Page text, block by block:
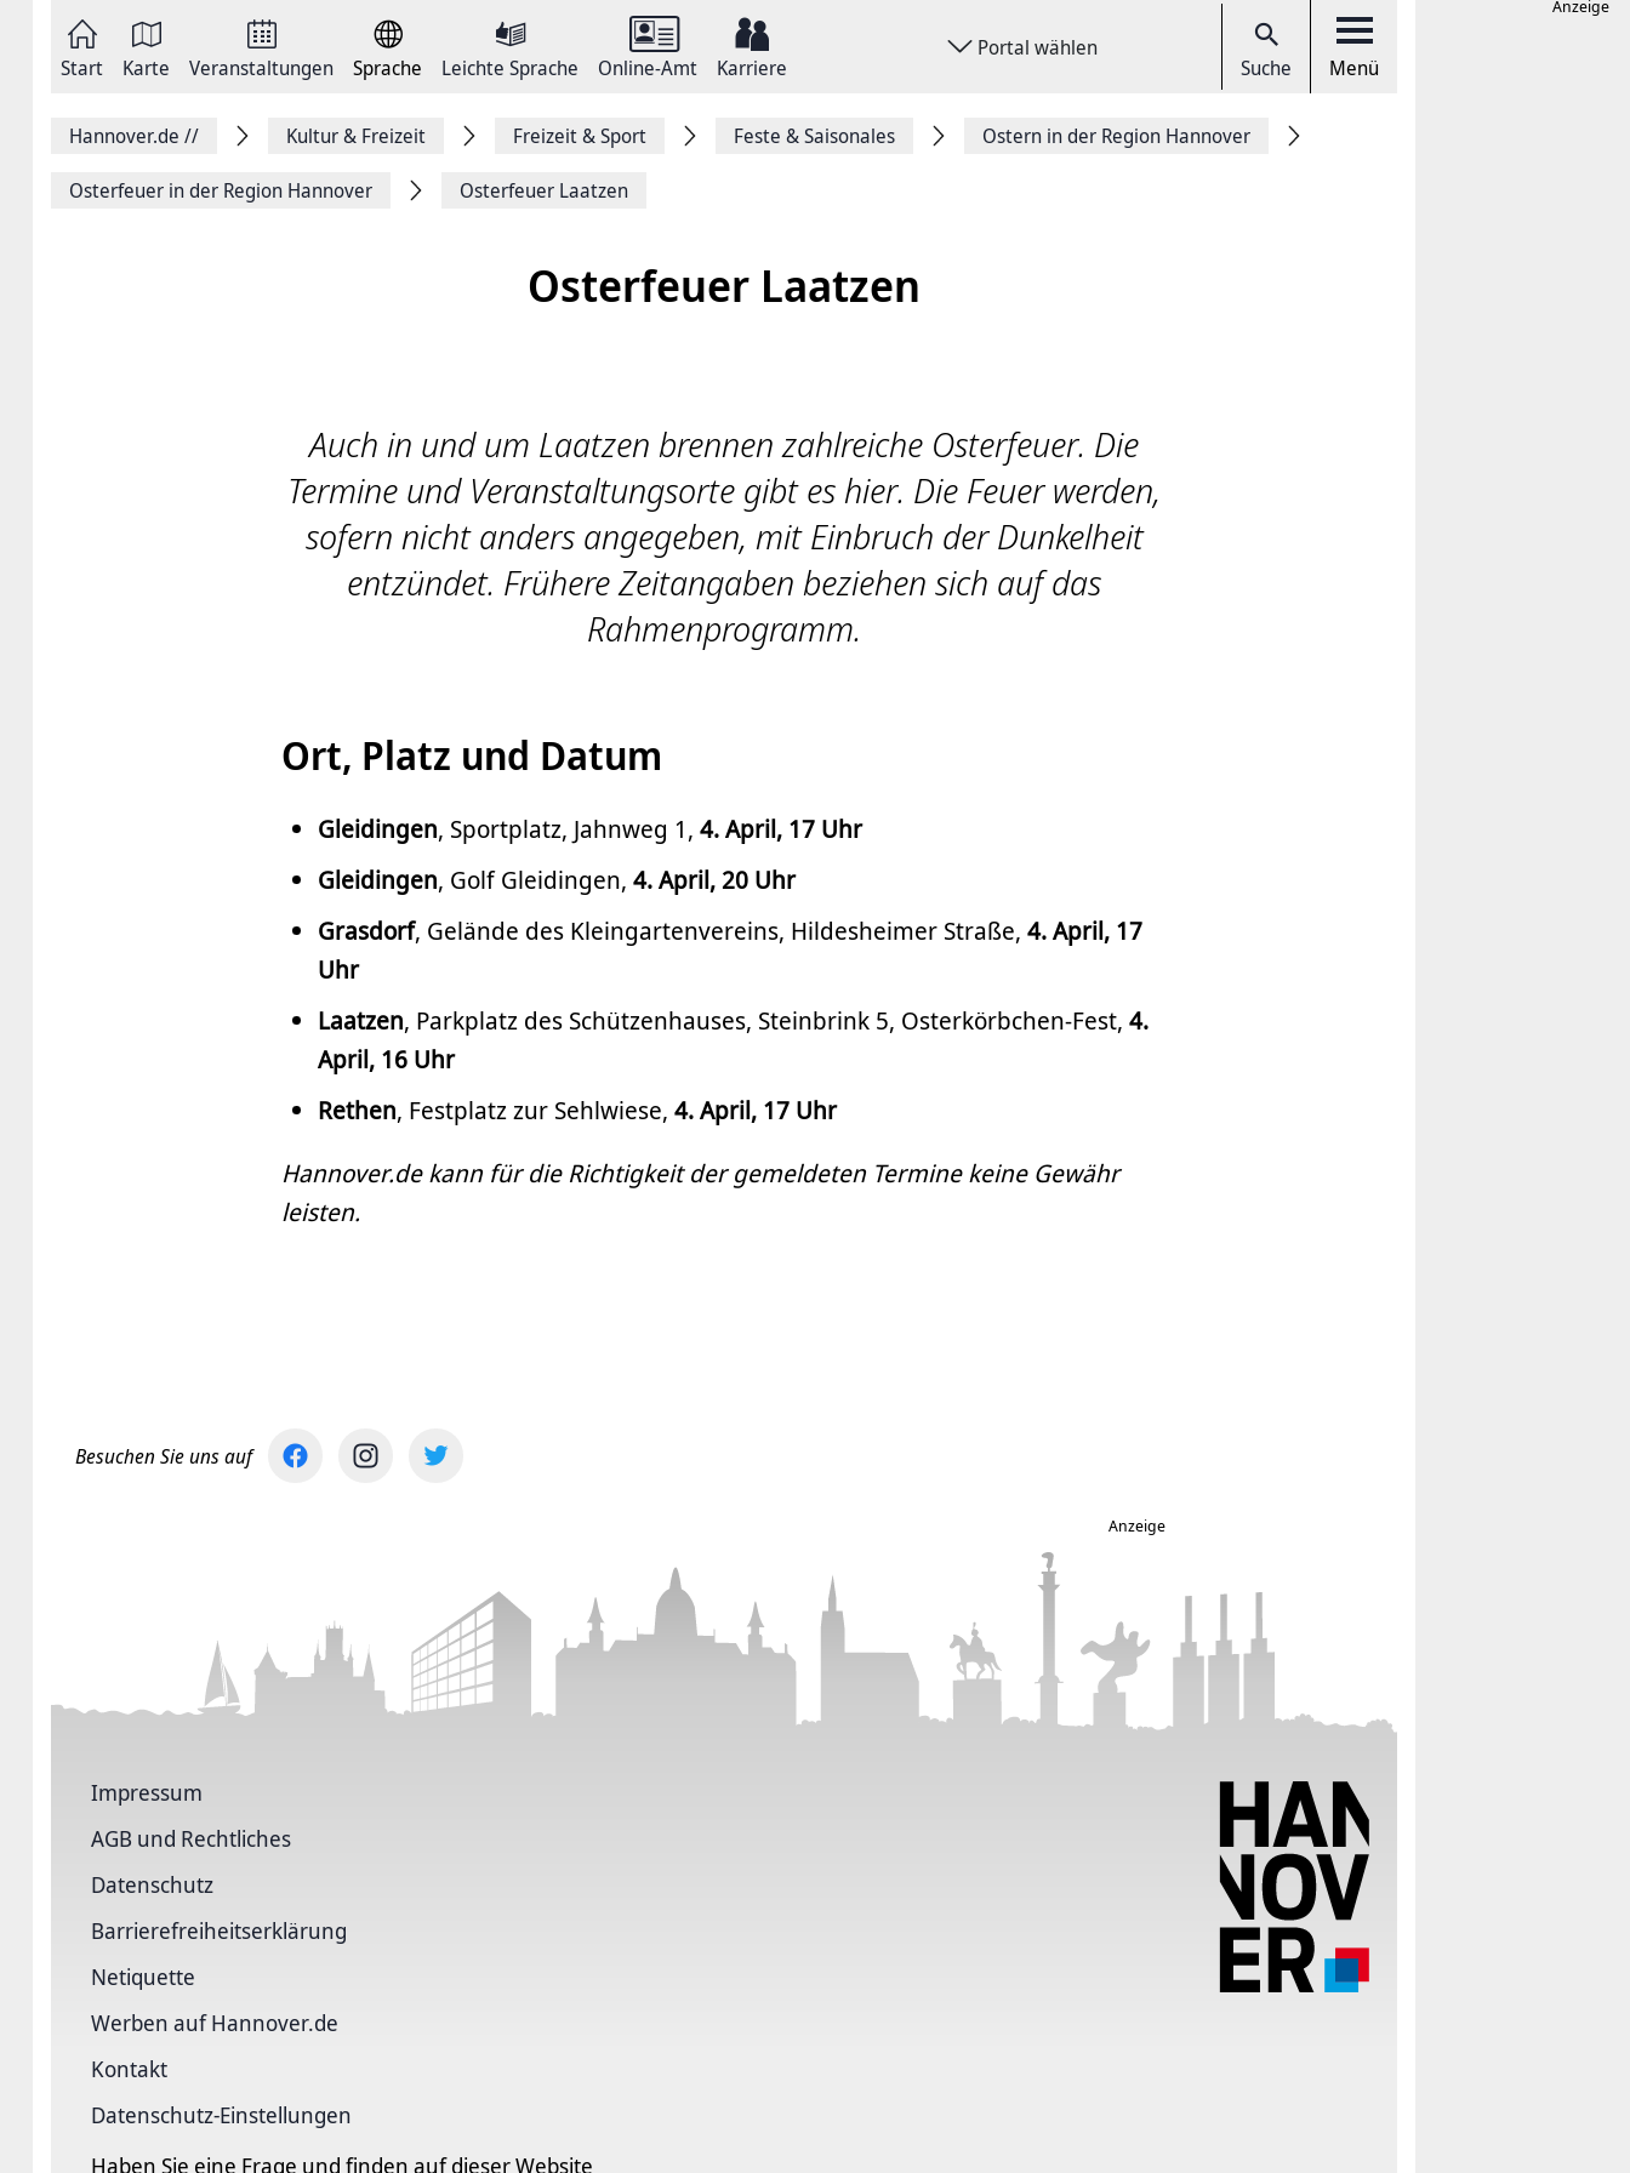
springen
Start Karte Veranstaltungen Sprache Leichte Sprache Online-Amt Karriere
Portal wählen
Suche Menü
FacebookHannover.de // Kultur & Freizeit Freizeit & Sport Feste & Saisonales Ostern in der Region Hannover
Osterfeuer in der Region Hannover Osterfeuer Laatzen
Osterfeuer Laatzen
Auch in und um Laatzen brennen zahlreiche Osterfeuer. Die
Termine und Veranstaltungsorte gibt es hier. Die Feuer werden,
sofern nicht anders angegeben, mit Einbruch der Dunkelheit
entzündet. Frühere Zeitangaben beziehen sich auf das
Rahmenprogramm.
Ort, Platz und Datum
Gleidingen, Sportplatz, Jahnweg 1, 4. April, 17 Uhr
Gleidingen, Golf Gleidingen, 4. April, 20 Uhr
Grasdorf, Gelände des Kleingartenvereins, Hildesheimer Straße, 4. April, 17
Uhr
Laatzen, Parkplatz des Schützenhauses, Steinbrink 5, Osterkörbchen-Fest, 4.
April, 16 Uhr
Rethen, Festplatz zur Sehlwiese, 4. April, 17 Uhr
Hannover.de kann für die Richtigkeit der gemeldeten Termine keine Gewähr
leisten.
Besuchen Sie uns auf
Anzeige
Impressum
AGB und Rechtliches
Datenschutz
Barriere­freiheits­erklärung
Netiquette
Werben auf Hannover.de
Kontakt
Datenschutz-Einstellungen
Haben Sie eine Frage und finden auf dieser Website
Anzeige